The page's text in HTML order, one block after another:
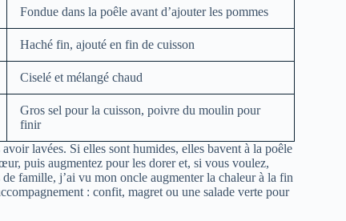
Fondue dans la poêle avant d’ajouter les pommes
Haché fin, ajouté en fin de cuisson
Ciselé et mélangé chaud
Gros sel pour la cuisson, poivre du moulin pour
finir
lavées. Si elles sont humides, elles bavent à la poêle
puis augmentez pour les dorer et, si vous voulez,
famille, j’ai vu mon oncle augmenter la chaleur à la fin
: confit, magret ou une salade verte pour